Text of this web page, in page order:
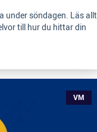
under söndagen. Läs allt
till hur du hittar din
VM